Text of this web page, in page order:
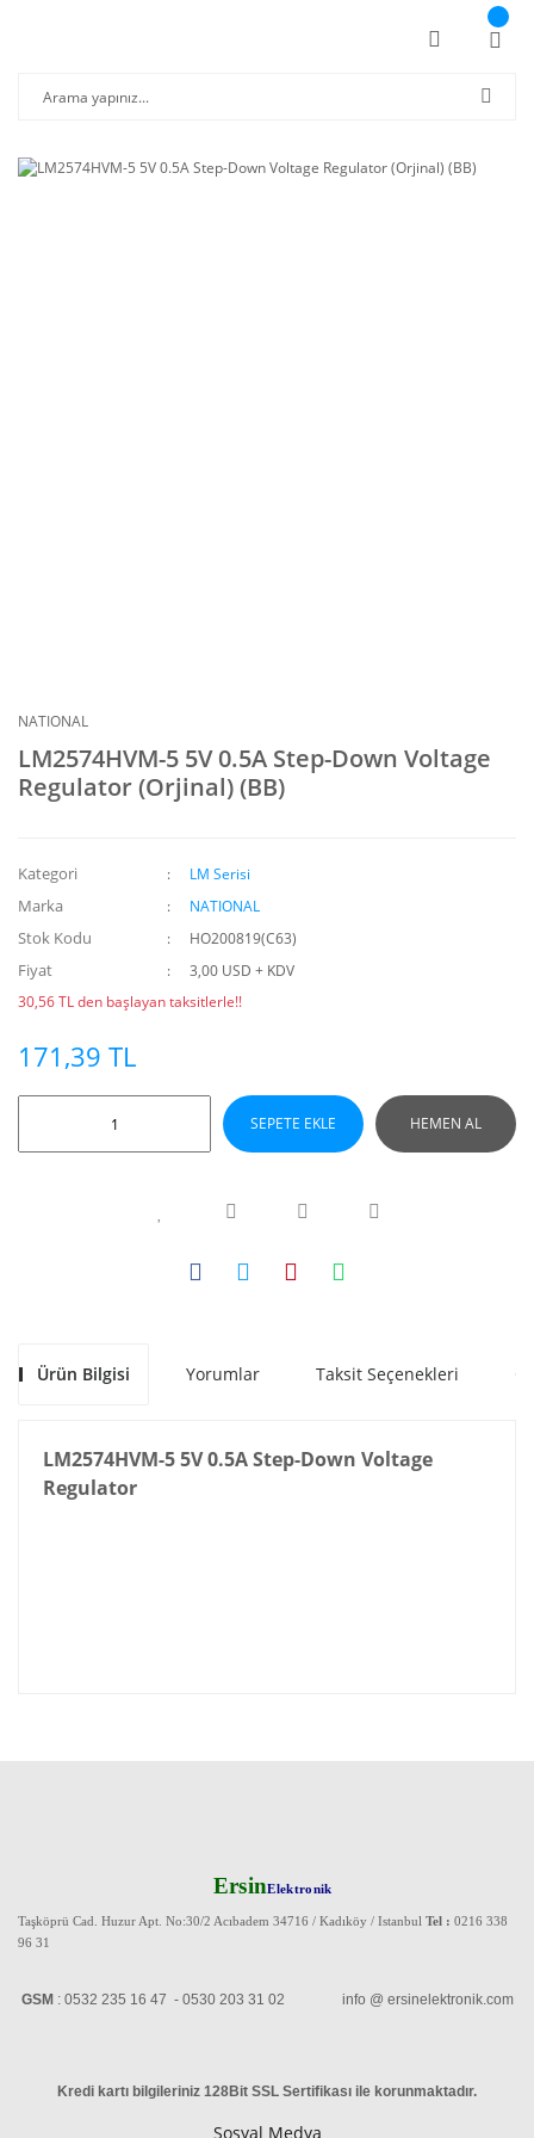
NATIONAL
LM2574HVM-5 5V 0.5A Step-Down Voltage
Regulator (Orjinal) (BB)
Kategori LM Serisi
Marka NATIONAL
Stok Kodu HO200819(C63)
Fiyat
3,00 USD + KDV
30,56 TL den başlayan taksitlerle!!
171,39 TL
SEPETE EKLE HEMEN AL
Ürün Bilgisi Yorumlar Taksit Seçenekleri
LM2574HVM-5 5V 0.5A Step-Down Voltage
Regulator
ErsinElektronik
Taşköprü Cad. Huzur Apt. No:30/2 Acıbadem 34716 / Kadıköy / Istanbul Tel : 0216 338
96 31
GSM : 0532 235 16 47 - 0530 203 31 02 info @ ersinelektronik.com
Kredi kartı bilgileriniz 128Bit SSL Sertifikası ile korunmaktadır.
Sosyal Medya